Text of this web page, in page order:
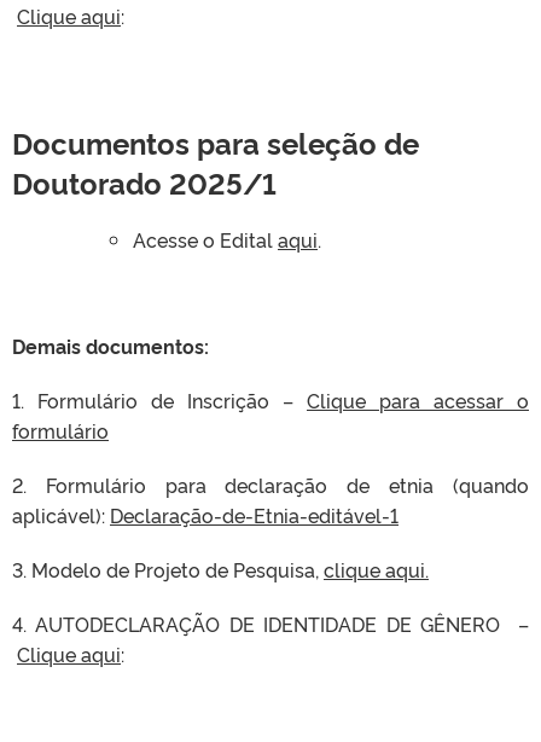
Clique aqui:
Documentos para seleção de
Doutorado 2025/1
Acesse o Editalaqui.
Demais documentos:
1. Formulário de Inscrição – Clique para acessar o
formulário
2. Formulário para declaração de etnia (quando
aplicável): Declaração-de-Etnia-editável-1
3. Modelo de Projeto de Pesquisa, clique aqui.
4. AUTODECLARAÇÃO DE IDENTIDADE DE GÊNERO –
Clique aqui: